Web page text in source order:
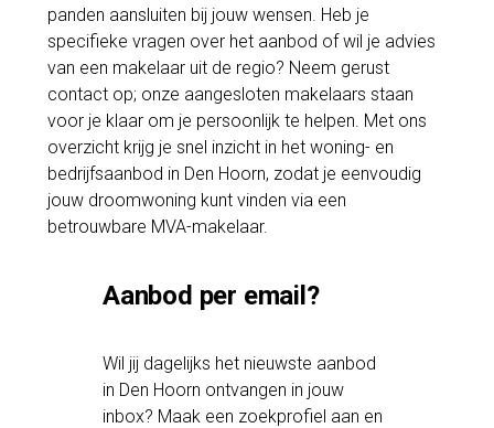
panden aansluiten bij jouw wensen. Heb je
specifieke vragen over het aanbod of wil je advies
van een makelaar uit de regio? Neem gerust
contact op; onze aangesloten makelaars staan
voor je klaar om je persoonlijk te helpen. Met ons
overzicht krijg je snel inzicht in het woning- en
bedrijfsaanbod in Den Hoorn, zodat je eenvoudig
jouw droomwoning kunt vinden via een
betrouwbare MVA-makelaar.
Aanbod per email?
Wil jij dagelijks het nieuwste aanbod
in Den Hoorn ontvangen in jouw
inbox? Maak een zoekprofiel aan en